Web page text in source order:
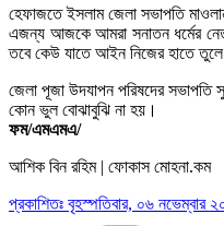
হেফাজতে ইসলাম জেলা সভাপতি
এজন্য আজকে আমরা সনাতন ধর্মের
তবে কেউ যাতে আইন নিজের হাতে তুলে
জেলা পূজা উদযাপন পরিষদের সভাপতি
কোন ভুল বোঝাবুঝি না হয়।
ফম/এমএমএ/
আশিক বিন রহিম | ফোকাস মোহনা.কম
প্রকাশিতঃ বৃহস্পতিবার, ০৬ নভেম্বার